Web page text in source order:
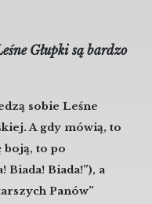
Głupki są bardzo
sobie Leśne
A gdy mówią, to
boją, to po
Biada! Biada!”), a
Panów”